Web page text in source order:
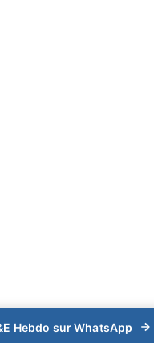
Hebdo sur WhatsApp